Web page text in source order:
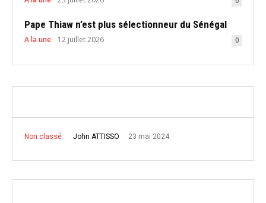
Pape Thiaw n’est plus sélectionneur du Sénégal
A la une 12 juillet 2026 0
Non classé John ATTISSO 23 mai 2024